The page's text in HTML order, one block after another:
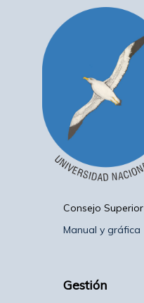
Consejo Superior
Manual y gráfica
Gestión